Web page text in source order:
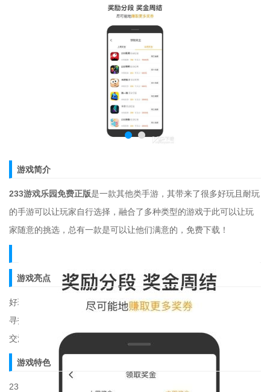
游戏简介
233游戏乐园免费正版是一款其他类手游，其带来了很多好玩且耐玩
的手游可以让玩家自行选择，融合了多种类型的游戏于此可以让玩
家随意的挑选，总有一款是可以让他们满意的，免费下载！
游戏亮点
好玩又有趣，欢乐嗨不停
寻找志同道合的游戏好友
交流游戏中的有趣瞬间
游戏特色
233乐园手机安卓版还有一手新游爆料信息、体验服提醒、实用攻